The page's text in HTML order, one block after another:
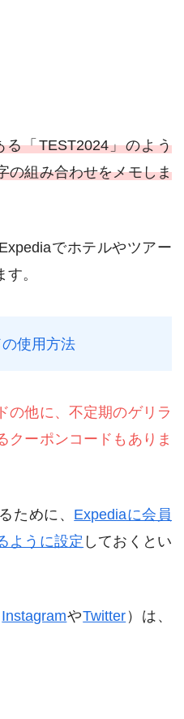
「TEST2024」のよう
の組み合わせをメモしま
でホテルやツアー
。
使用方法
の他に、不定期のゲリラ
クーポンコードもありま
ために、 Expediaに会員
ように設定 しておくとい
InstagramやTwitter ）は、